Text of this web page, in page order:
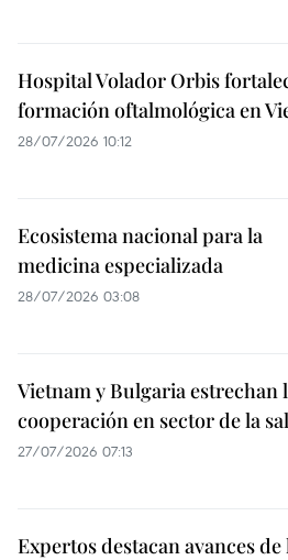
Hospital Volador Orbis
formación oftalmológica en
28/07/2026 10:12
Ecosistema nacional para la
medicina especializada
28/07/2026 03:08
Vietnam y Bulgaria estrechan
cooperación en sector de la
27/07/2026 07:13
Expertos destacan avances de